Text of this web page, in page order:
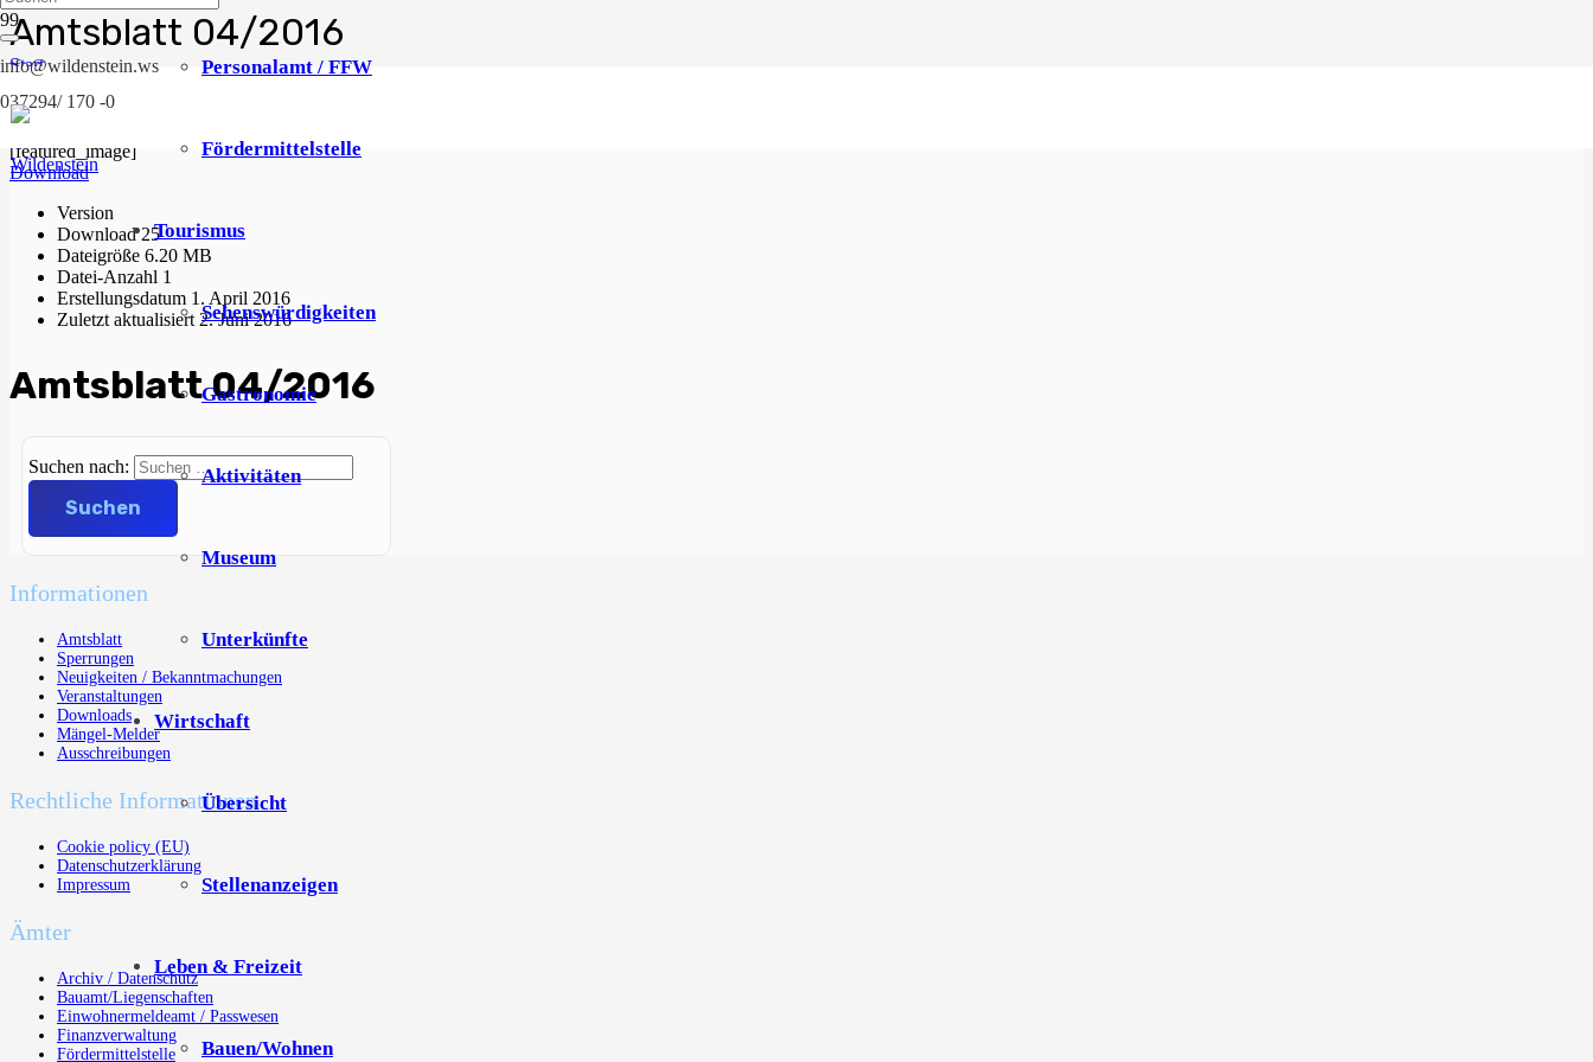
info@wildenstein.ws
037294/ 170 -0
Personalamt / FFW
Fördermittelstelle
Tourismus
Sehenswürdigkeiten
Gastronomie
Aktivitäten
Museum
Unterkünfte
Wirtschaft
Übersicht
Stellenanzeigen
Leben & Freizeit
Bauen/Wohnen
Amtsblatt 04/2016
Start
2016
Amtsblatt 04/2016
[featured_image]
Download
Version
Download25
Dateigröße 6.20 MB
Datei-Anzahl 1
Erstellungsdatum 1. April 2016
Zuletzt aktualisiert 2. Juni 2016
Amtsblatt 04/2016
Suchen nach:
Informationen
Amtsblatt
Sperrungen
Neuigkeiten / Bekanntmachungen
Veranstaltungen
Downloads
Mängel-Melder
Ausschreibungen
Rechtliche Informationen
Cookie policy (EU)
Datenschutzerklärung
Impressum
Ämter
Archiv / Datenschutz
Bauamt/Liegenschaften
Einwohnermeldeamt / Passwesen
Finanzverwaltung
Fördermittelstelle